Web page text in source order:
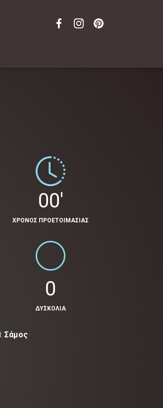
00'
ΧΡΟΝΟΣ ΠΡΟΕΤΟΙΜΑΣΙΑΣ
0
ΔΥΣΚΟΛΙΑ
Σάμος